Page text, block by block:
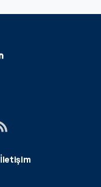
İletişim